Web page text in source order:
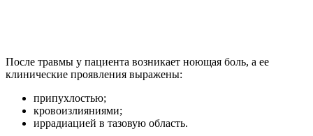
После травмы у пациента возникает ноющая боль, а ее
клинические проявления выражены:
припухлостью;
кровоизлияниями;
иррадиацией в тазовую область.